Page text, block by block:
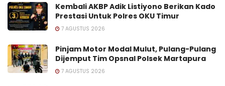
Kembali AKBP Adik Listiyono Berikan Kado
Prestasi Untuk Polres OKU Timur
7 AGUSTUS 2026
Pinjam Motor Modal Mulut, Pulang-Pulang
Dijemput Tim Opsnal Polsek Martapura
7 AGUSTUS 2026